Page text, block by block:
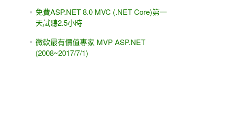
免費ASP.NET 8.0 MVC (.NET Core)第一
天試聽2.5小時
微軟最有價值專家 MVP ASP.NET
(2008~2017/7/1)